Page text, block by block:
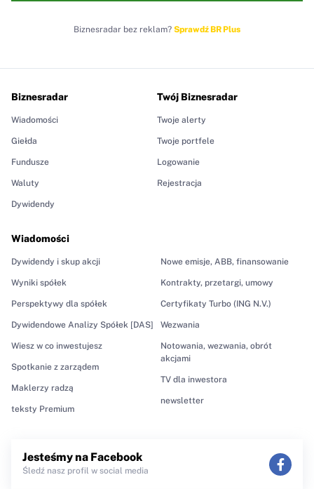
Biznesradar bez reklam? Sprawdź BR Plus
Biznesradar
Wiadomości
Giełda
Fundusze
Waluty
Dywidendy
Wiadomości
Dywidendy i skup akcji
Wyniki spółek
Perspektywy dla spółek
Dywidendowe Analizy Spółek [DAS]
Wiesz w co inwestujesz
Spotkanie z zarządem
Maklerzy radzą
teksty Premium
Nowe emisje, ABB, finansowanie
Kontrakty, przetargi, umowy
Certyfikaty Turbo (ING N.V.)
Wezwania
Notowania, wezwania, obrót
akcjami
TV dla inwestora
newsletter
Twój Biznesradar
Twoje alerty
Twoje portfele
Logowanie
Rejestracja
Jesteśmy na Facebook
Śledź nasz profil w social media